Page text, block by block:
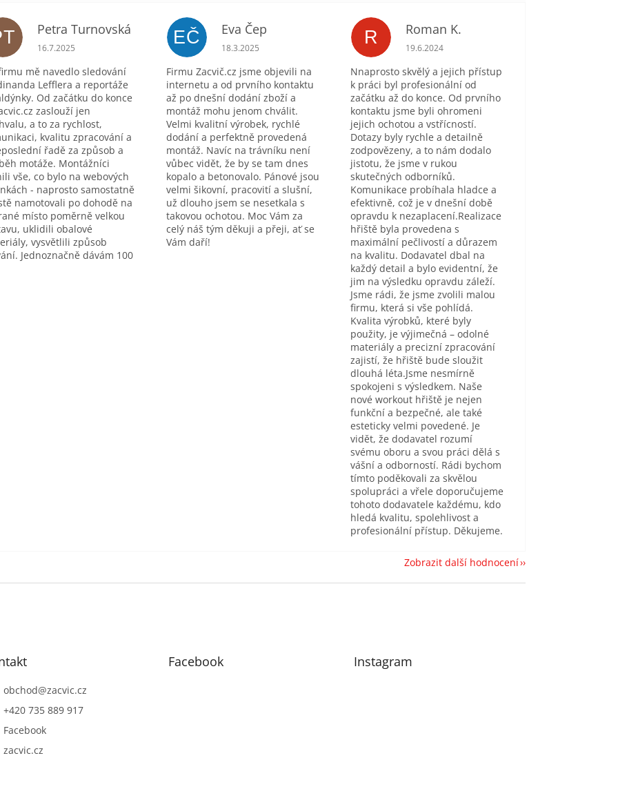
Petra Turnovská
Hodnocení obchodu je 5 z 5 hvězdiček.
16.7.2025
mě navedlo sledování
Lefflera a reportáže
Od začátku do konce
zaslouží jen
a to za rychlost,
kvalitu zpracování a
řadě za způsob a
motáže. Montážníci
vše, co bylo na webových
- naprosto samostatně
namotovali po dohodě na
místo poměrně velkou
uklidili obalové
vysvětlili způsob
Jednoznačně dávám 100
EČ Eva Čep
Hodnocení obchodu je 5 z 5 hvězdiček.
18.3.2025
Firmu Zacvič.cz jsme objevili na
internetu a od prvního kontaktu
až po dnešní dodání zboží a
montáž mohu jenom chválit.
Velmi kvalitní výrobek, rychlé
dodání a perfektně provedená
montáž. Navíc na trávníku není
vůbec vidět, že by se tam dnes
kopalo a betonovalo. Pánové jsou
velmi šikovní, pracovití a slušní,
už dlouho jsem se nesetkala s
takovou ochotou. Moc Vám za
celý náš tým děkuji a přeji, ať se
Vám daří!
R Roman K.
Hodnocení obchodu je 5 z 5 hvězdiček.
19.6.2024
Nnaprosto skvělý a jejich přístup
k práci byl profesionální od
začátku až do konce. Od prvního
kontaktu jsme byli ohromeni
jejich ochotou a vstřícností.
Dotazy byly rychle a detailně
zodpovězeny, a to nám dodalo
jistotu, že jsme v rukou
skutečných odborníků.
Komunikace probíhala hladce a
efektivně, což je v dnešní době
opravdu k nezaplacení.Realizace
hřiště byla provedena s
maximální pečlivostí a důrazem
na kvalitu. Dodavatel dbal na
každý detail a bylo evidentní, že
jim na výsledku opravdu záleží.
Jsme rádi, že jsme zvolili malou
firmu, která si vše pohlídá.
Kvalita výrobků, které byly
použity, je výjimečná – odolné
materiály a precizní zpracování
zajistí, že hřiště bude sloužit
dlouhá léta.Jsme nesmírně
spokojeni s výsledkem. Naše
nové workout hřiště je nejen
funkční a bezpečné, ale také
esteticky velmi povedené. Je
vidět, že dodavatel rozumí
svému oboru a svou práci dělá s
vášní a odborností. Rádi bychom
tímto poděkovali za skvělou
spolupráci a vřele doporučujeme
tohoto dodavatele každému, kdo
hledá kvalitu, spolehlivost a
profesionální přístup. Děkujeme.
Zobrazit další hodnocení
obchod@zacvic.cz
+420 735 889 917
Facebook
zacvic.cz
Facebook Instagram